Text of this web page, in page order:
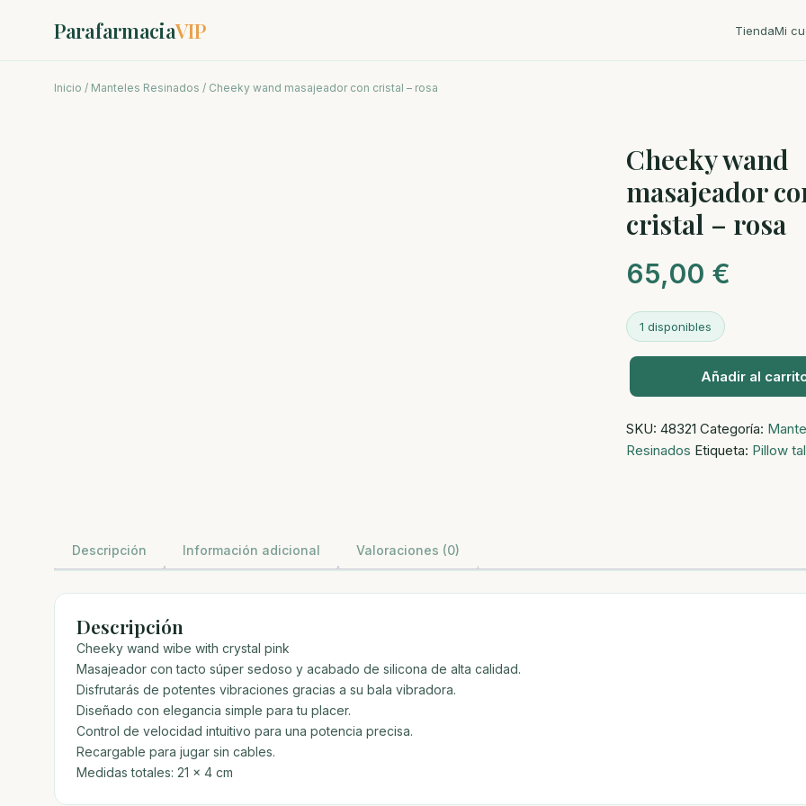
ParafarmaciaVIP TiendaMi
Inicio / Manteles Resinados / Cheeky wand masajeador con cristal – rosa
Cheeky wand
masajeador
cristal – rosa
65,00 €
1 disponibles
masajeador
con
Añadir al
SKU: 48321 Categoría:
Resinados Etiqueta: Pillow
Descripción Información adicional Valoraciones (0)
Descripción
Cheeky wand wibe with crystal pink
Masajeador con tacto súper sedoso y acabado de silicona de alta calidad.
Disfrutarás de potentes vibraciones gracias a su bala vibradora.
Diseñado con elegancia simple para tu placer.
Control de velocidad intuitivo para una potencia precisa.
Recargable para jugar sin cables.
Medidas totales: 21 x 4 cm